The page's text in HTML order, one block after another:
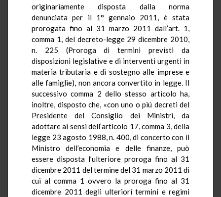
originariamente disposta dalla norma
denunciata per il 1° gennaio 2011, è stata
prorogata fino al 31 marzo 2011 dall’art. 1,
comma 1, del decreto-legge 29 dicembre 2010,
n. 225 (Proroga di termini previsti da
disposizioni legislative e di interventi urgenti in
materia tributaria e di sostegno alle imprese e
alle famiglie), non ancora convertito in legge. Il
successivo comma 2 dello stesso articolo ha,
inoltre, disposto che, «con uno o piú decreti del
Presidente del Consiglio dei Ministri, da
adottare ai sensi dell’articolo 17, comma 3, della
legge 23 agosto 1988, n. 400, di concerto con il
Ministro dell’economia e delle finanze, può
essere disposta l’ulteriore proroga fino al 31
dicembre 2011 del termine del 31 marzo 2011 di
cui al comma 1 ovvero la proroga fino al 31
dicembre 2011 degli ulteriori termini e regimi